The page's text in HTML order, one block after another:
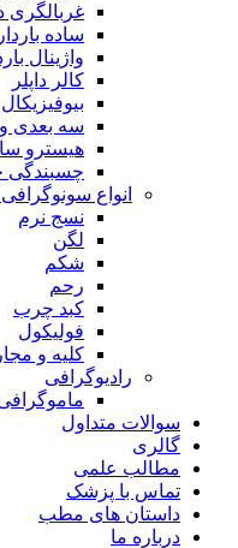
غربالگری
ساده
واژینال
کالر داپلر
بیوفیزیکال
سه بعدی
هیسترو
انواع
نسج نرم
لگن
شکم
رحم
کبد چرب
فولیکول
کلیه و
رادیوگرافی
سوالات متداول
گالری
مطالب علمی
تماس با پزشک
داستان های مطب
درباره ما